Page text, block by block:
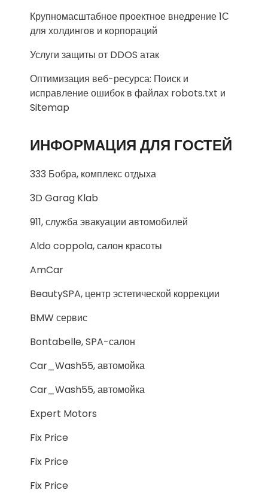
Крупномасштабное проектное внедрение 1С
для холдингов и корпораций
Услуги защиты от DDOS атак
Оптимизация веб-ресурса: Поиск и
исправление ошибок в файлах robots.txt и
Sitemap
ИНФОРМАЦИЯ ДЛЯ ГОСТЕЙ
333 Бобра, комплекс отдыха
3D Garag Klab
911, служба эвакуации автомобилей
Aldo coppola, салон красоты
AmCar
BeautySPA, центр эстетической коррекции
BMW сервис
Bontabelle, SPA-салон
Car_Wash55, автомойка
Car_Wash55, автомойка
Expert Motors
Fix Price
Fix Price
Fix Price